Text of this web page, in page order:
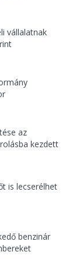
vállalatnak
az
kezdett
is lecserélhet
benzinár